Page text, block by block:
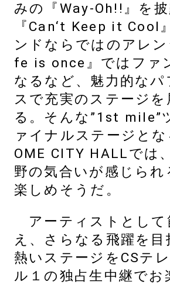
みの『Way-Oh!!』を
『Can‘t Keep it Cool
ンドならではのアレ
fe is once』ではファ
なるなど、魅力的なパ
スで充実のステージを
る。そんな”1st mile”
ァイナルステージとな
OME CITY HALLでは
野の気合いが感じられ
楽しめそうだ。
アーティストとして
え、さらなる飛躍を目
熱いステージをCSテ
ル１の独占生中継でお